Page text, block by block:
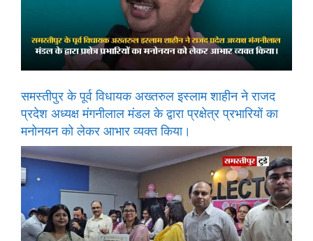
समस्तीपुर के पूर्व विधायक अख्तरुल इस्लाम शाहीन ने राजद
प्रदेश अध्यक्ष मंगनीलाल मंडल के द्वारा प्रक्षेत्र प्रभारियों का
मनोनयन को लेकर आभार व्यक्त किया।